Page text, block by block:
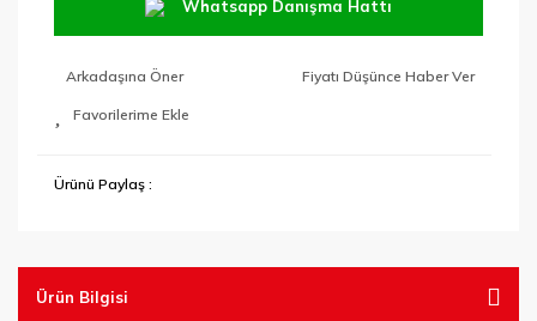
Whatsapp Danışma Hattı
Arkadaşına Öner Fiyatı Düşünce Haber Ver
Ürünü Paylaş :
Ürün Bilgisi